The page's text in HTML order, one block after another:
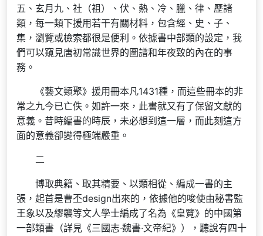
五、玄月九、社（祖）、伏、熱、冷、臘、律、歷諸
類，每一類下援用若干有關材料，包含經、史、子、
集，瀏覽或檢索都很是便利。依據書中部類的設定，我
們可以窺見唐初常識世界的圖譜和年夜致的內在的事
務。
《藝文類聚》援用冊本凡1431種，而這些冊本的非
常之九今已亡佚。如許一來，此書就又有了保留文獻的
意義。昔時編書的時辰，未必想到這一層，而此刻這方
面的意義卻變得極端嚴重。
二
博取典籍、取其精要、以類相從、編成一書的主
張，起首是曹丕design出來的，依據他的唆使由秘書監
王象以及繆襲等文人學士編成了名為《皇覽》的中國第
一部類書（詳見《三國志·魏書·文帝紀》），聽說有四十